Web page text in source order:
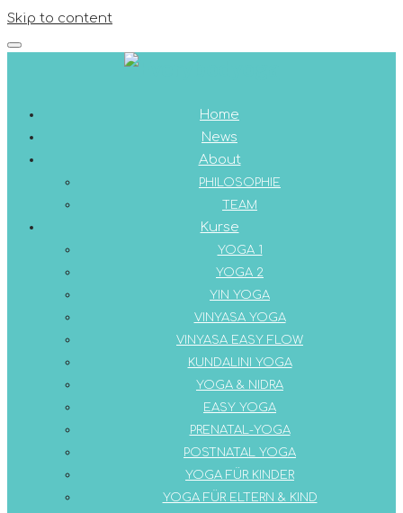
Skip to content
Home
News
About
PHILOSOPHIE
TEAM
Kurse
YOGA 1
YOGA 2
YIN YOGA
VINYASA YOGA
VINYASA EASY FLOW
KUNDALINI YOGA
YOGA & NIDRA
EASY YOGA
PRENATAL-YOGA
POSTNATAL YOGA
YOGA FÜR KINDER
YOGA FÜR ELTERN & KIND